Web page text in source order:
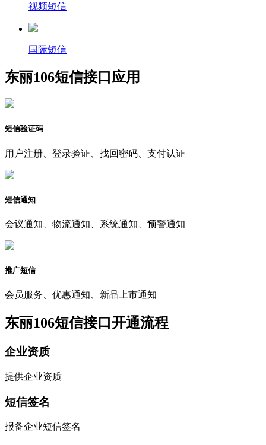
视频短信
国际短信
东丽106短信接口应用
短信验证码
用户注册、登录验证、找回密码、支付认证
短信通知
会议通知、物流通知、系统通知、预警通知
推广短信
会员服务、优惠通知、新品上市通知
东丽106短信接口开通流程
企业资质
提供企业资质
短信签名
报备企业短信签名